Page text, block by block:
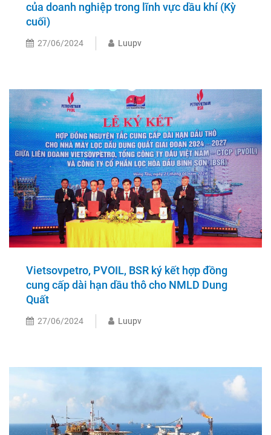
của doanh nghiệp trong lĩnh vực dầu khí (Kỳ
cuối)
27/06/2024 Luupv
Vietsovpetro, PVOIL, BSR ký kết hợp đồng
cung cấp dài hạn dầu thô cho NMLD Dung
Quất
27/06/2024 Luupv